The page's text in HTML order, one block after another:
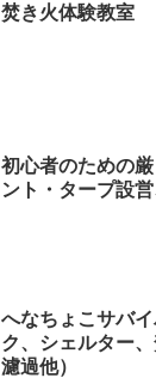
焚き火体験教室
初心者のための
ント・タープ設
へなちょこサバ
ク、シェルター
濾過他）